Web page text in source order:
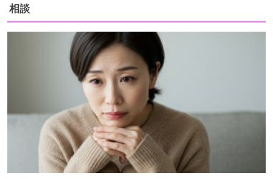
相談